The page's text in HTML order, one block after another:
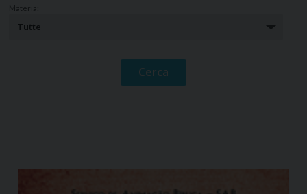
Materia: